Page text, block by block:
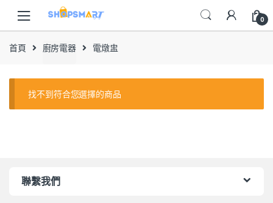
navigation
content
0
首頁 廚房電器 電燉盅
找不到符合您選擇的商品
聯繫我們